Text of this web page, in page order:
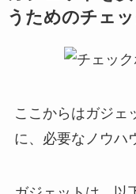
うためのチェ
ここからはガジェ
に、必要なノウハ